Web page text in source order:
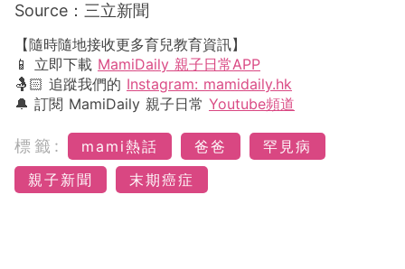
Source：三立新聞
【隨時隨地接收更多育兒教育資訊】
📱 立即下載 MamiDaily 親子日常APP
🤱🏻 追蹤我們的 Instagram: mamidaily.hk
🔔 訂閱 MamiDaily 親子日常 Youtube頻道
標籤: mami熱話 爸爸
罕見病
親子新聞
末期癌症